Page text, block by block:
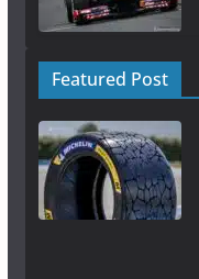
Featured Post